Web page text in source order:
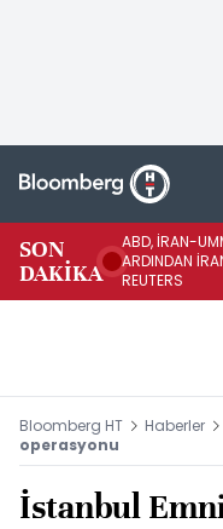
SON
DAKİKA
ABD, İRAN-
ARDINDAN
REUTERS
Bloomberg HT Haberler
operasyonu
İstanbul